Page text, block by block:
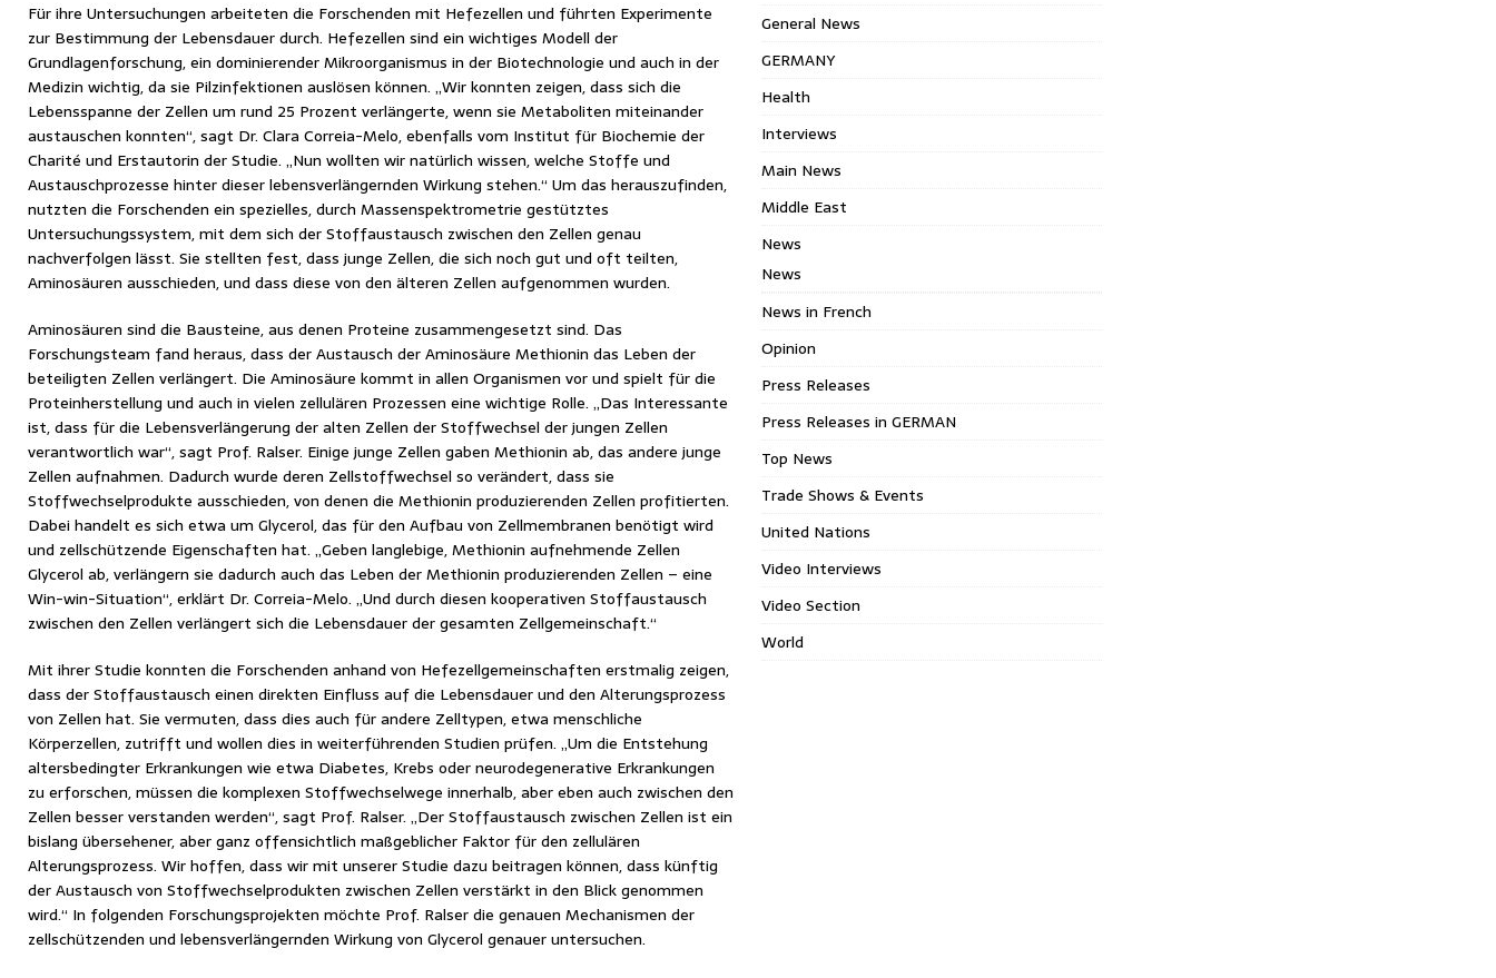
Für ihre Untersuchungen arbeiteten die Forschenden mit Hefezellen und führten Experimente
zur Bestimmung der Lebensdauer durch. Hefezellen sind ein wichtiges Modell der
Grundlagenforschung, ein dominierender Mikroorganismus in der Biotechnologie und auch in der
Medizin wichtig, da sie Pilzinfektionen auslösen können. „Wir konnten zeigen, dass sich die
Lebensspanne der Zellen um rund 25 Prozent verlängerte, wenn sie Metaboliten miteinander
austauschen konnten“, sagt Dr. Clara Correia-Melo, ebenfalls vom Institut für Biochemie der
Charité und Erstautorin der Studie. „Nun wollten wir natürlich wissen, welche Stoffe und
Austauschprozesse hinter dieser lebensverlängernden Wirkung stehen.“ Um das herauszufinden,
nutzten die Forschenden ein spezielles, durch Massenspektrometrie gestütztes
Untersuchungssystem, mit dem sich der Stoffaustausch zwischen den Zellen genau
nachverfolgen lässt. Sie stellten fest, dass junge Zellen, die sich noch gut und oft teilten,
Aminosäuren ausschieden, und dass diese von den älteren Zellen aufgenommen wurden.
Aminosäuren sind die Bausteine, aus denen Proteine zusammengesetzt sind. Das
Forschungsteam fand heraus, dass der Austausch der Aminosäure Methionin das Leben der
beteiligten Zellen verlängert. Die Aminosäure kommt in allen Organismen vor und spielt für die
Proteinherstellung und auch in vielen zellulären Prozessen eine wichtige Rolle. „Das Interessante
ist, dass für die Lebensverlängerung der alten Zellen der Stoffwechsel der jungen Zellen
verantwortlich war“, sagt Prof. Ralser. Einige junge Zellen gaben Methionin ab, das andere junge
Zellen aufnahmen. Dadurch wurde deren Zellstoffwechsel so verändert, dass sie
Stoffwechselprodukte ausschieden, von denen die Methionin produzierenden Zellen profitierten.
Dabei handelt es sich etwa um Glycerol, das für den Aufbau von Zellmembranen benötigt wird
und zellschützende Eigenschaften hat. „Geben langlebige, Methionin aufnehmende Zellen
Glycerol ab, verlängern sie dadurch auch das Leben der Methionin produzierenden Zellen – eine
Win-win-Situation“, erklärt Dr. Correia-Melo. „Und durch diesen kooperativen Stoffaustausch
zwischen den Zellen verlängert sich die Lebensdauer der gesamten Zellgemeinschaft.“
Mit ihrer Studie konnten die Forschenden anhand von Hefezellgemeinschaften erstmalig zeigen,
dass der Stoffaustausch einen direkten Einfluss auf die Lebensdauer und den Alterungsprozess
von Zellen hat. Sie vermuten, dass dies auch für andere Zelltypen, etwa menschliche
Körperzellen, zutrifft und wollen dies in weiterführenden Studien prüfen. „Um die Entstehung
altersbedingter Erkrankungen wie etwa Diabetes, Krebs oder neurodegenerative Erkrankungen
zu erforschen, müssen die komplexen Stoffwechselwege innerhalb, aber eben auch zwischen den
Zellen besser verstanden werden“, sagt Prof. Ralser. „Der Stoffaustausch zwischen Zellen ist ein
bislang übersehener, aber ganz offensichtlich maßgeblicher Faktor für den zellulären
Alterungsprozess. Wir hoffen, dass wir mit unserer Studie dazu beitragen können, dass künftig
der Austausch von Stoffwechselprodukten zwischen Zellen verstärkt in den Blick genommen
wird.“ In folgenden Forschungsprojekten möchte Prof. Ralser die genauen Mechanismen der
zellschützenden und lebensverlängernden Wirkung von Glycerol genauer untersuchen.
General News
GERMANY
Health
Interviews
Main News
Middle East
News
News
News in French
Opinion
Press Releases
Press Releases in GERMAN
Top News
Trade Shows & Events
United Nations
Video Interviews
Video Section
World